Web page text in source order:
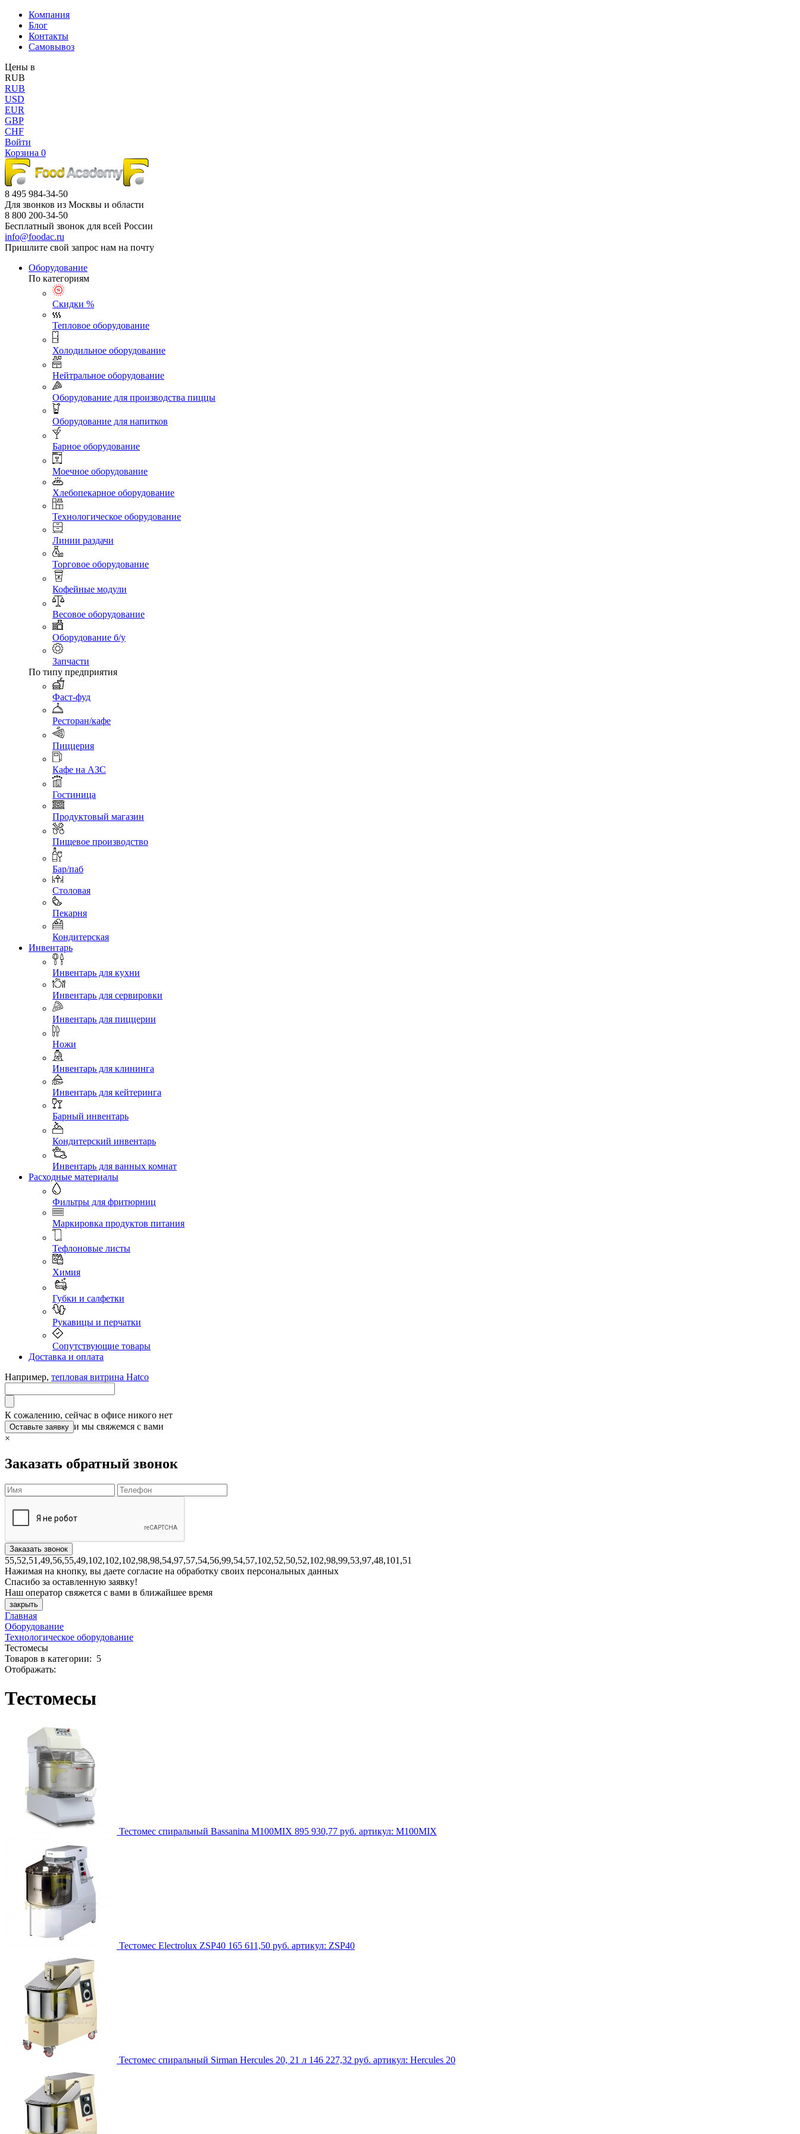
Компания
Блог
Контакты
Самовывоз
Цены в
RUB
RUB
USD
EUR
GBP
CHF
Войти
Корзина 0
8 495 984-34-50
Для звонков из Москвы и области
8 800 200-34-50
Бесплатный звонок для всей России
info@foodac.ru
Пришлите свой запрос нам на почту
Оборудование
По категориям
Скидки %
Тепловое оборудование
Холодильное оборудование
Нейтральное оборудование
Оборудование для производства пиццы
Оборудование для напитков
Барное оборудование
Моечное оборудование
Хлебопекарное оборудование
Технологическое оборудование
Линии раздачи
Торговое оборудование
Кофейные модули
Весовое оборудование
Оборудование б/у
Запчасти
По типу предприятия
Фаст-фуд
Ресторан/кафе
Пиццерия
Кафе на АЗС
Гостиница
Продуктовый магазин
Пищевое производство
Бар/паб
Столовая
Пекарня
Кондитерская
Инвентарь
Инвентарь для кухни
Инвентарь для сервировки
Инвентарь для пиццерии
Ножи
Инвентарь для клининга
Инвентарь для кейтеринга
Барный инвентарь
Кондитерский инвентарь
Инвентарь для ванных комнат
Расходные материалы
Фильтры для фритюрниц
Маркировка продуктов питания
Тефлоновые листы
Химия
Губки и салфетки
Рукавицы и перчатки
Сопутствующие товары
Доставка и оплата
Например, тепловая витрина Hatco
К сожалению, сейчас в офисе никого нет
Оставьте заявку и мы свяжемся с вами
×
Заказать обратный звонок
55,52,51,49,56,55,49,102,102,102,98,98,54,97,57,54,56,99,54,57,102,52,50,52,102,98,99,53,97,48,101,51
Нажимая на кнопку, вы даете согласие на обработку своих персональных данных
Спасибо за оставленную заявку!
Наш оператор свяжется с вами в ближайшее время
закрыть
Главная
Оборудование
Технологическое оборудование
Тестомесы
Товаров в категории: 5
Отображать:
Тестомесы
Тестомес спиральный Bassanina M100MIX 895 930,77 руб. артикул: M100MIX
Тестомес Electrolux ZSP40 165 611,50 руб. артикул: ZSP40
Тестомес спиральный Sirman Hercules 20, 21 л 146 227,32 руб. артикул: Hercules 20